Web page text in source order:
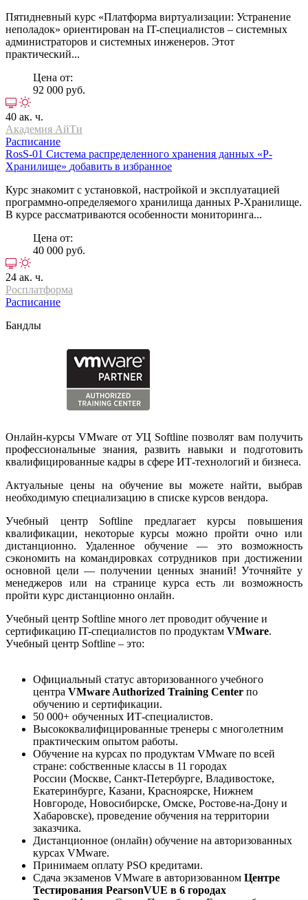
Пятидневный курс «Платформа виртуализации: Устранение
неполадок» ориентирован на IT-специалистов – системных
администраторов и системных инженеров. Этот
практический...
Цена от:
92 000 руб.
40 ак. ч.
Академия АйТи
Расписание
RosS-01 Система распределенного хранения данных «Р-
Хранилище» добавить в избранное
Курс знакомит с установкой, настройкой и эксплуатацией
программно-определяемого хранилища данных Р-Хранилище.
В курсе рассматриваются особенности мониторинга...
Цена от:
40 000 руб.
24 ак. ч.
Росплатформа
Расписание
Бандлы
Онлайн-курсы VMware от УЦ Softline позволят вам получить
профессиональные знания, развить навыки и подготовить
квалифицированные кадры в сфере ИТ-технологий и бизнеса.
Актуальные цены на обучение вы можете найти, выбрав
необходимую специализацию в списке курсов вендора.
Учебный центр Softline предлагает курсы повышения
квалификации, некоторые курсы можно пройти очно или
дистанционно. Удаленное обучение — это возможность
сэкономить на командировках сотрудников при достижении
основной цели — получении ценных знаний! Уточняйте у
менеджеров или на странице курса есть ли возможность
пройти курс дистанционно онлайн.
Учебный центр Softline много лет проводит обучение и
сертификацию IT-специалистов по продуктам VMware.
Учебный центр Softline – это:
Официальный статус авторизованного учебного
центра VMware Authorized Training Center по
обучению и сертификации.
50 000+ обученных ИТ-специалистов.
Высококвалифицированные тренеры с многолетним
практическим опытом работы.
Обучение на курсах по продуктам VMware по всей
стране: собственные классы в 11 городах
России (Москве, Санкт-Петербурге, Владивостоке,
Екатеринбурге, Казани, Красноярске, Нижнем
Новгороде, Новосибирске, Омске, Ростове-на-Дону и
Хабаровске), проведение обучения на территории
заказчика.
Дистанционное (онлайн) обучение на авторизованных
курсах VMware.
Принимаем оплату PSO кредитами.
Сдача экзаменов VMware в авторизованном Центре
Тестирования PearsonVUE в 6 городах